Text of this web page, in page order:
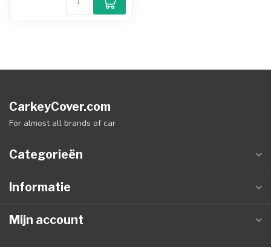
CarkeyCover.com
For almost all brands of car
Categorieën
Informatie
Mijn account